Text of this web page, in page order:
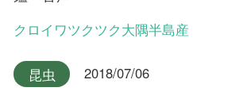
改訂版 日本産セミ科図